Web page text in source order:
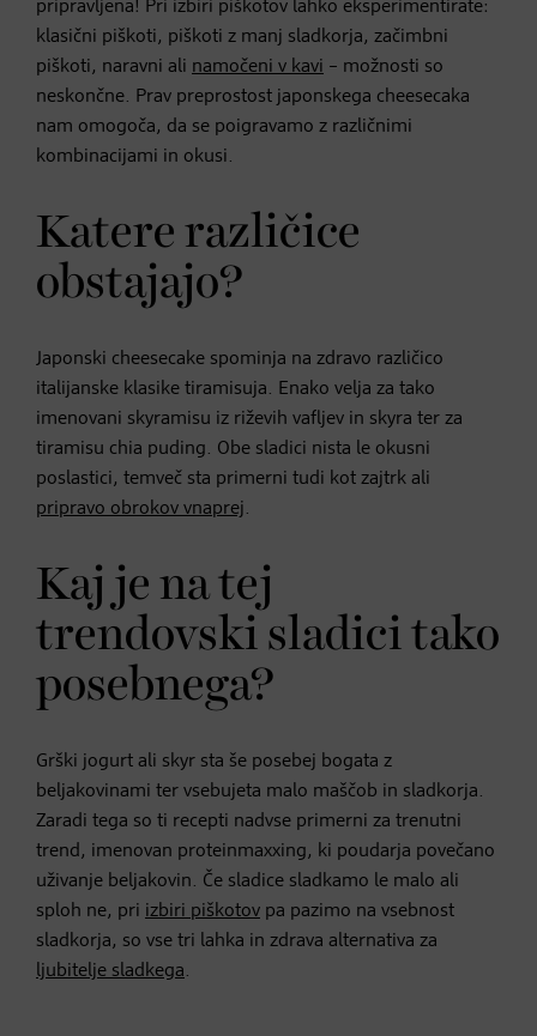
pripravljena! Pri izbiri piškotov lahko eksperimentirate:
klasični piškoti, piškoti z manj sladkorja, začimbni
piškoti, naravni ali namočeni v kavi – možnosti so
neskončne. Prav preprostost japonskega cheesecaka
nam omogoča, da se poigravamo z različnimi
kombinacijami in okusi.
Katere različice
obstajajo?
Japonski cheesecake spominja na zdravo različico
italijanske klasike tiramisuja. Enako velja za tako
imenovani skyramisu iz riževih vafljev in skyra ter za
tiramisu chia puding. Obe sladici nista le okusni
poslastici, temveč sta primerni tudi kot zajtrk ali
pripravo obrokov vnaprej.
Kaj je na tej
trendovski sladici tako
posebnega?
Grški jogurt ali skyr sta še posebej bogata z
beljakovinami ter vsebujeta malo maščob in sladkorja.
Zaradi tega so ti recepti nadvse primerni za trenutni
trend, imenovan proteinmaxxing, ki poudarja povečano
uživanje beljakovin. Če sladice sladkamo le malo ali
sploh ne, pri izbiri piškotov pa pazimo na vsebnost
sladkorja, so vse tri lahka in zdrava alternativa za
ljubitelje sladkega.